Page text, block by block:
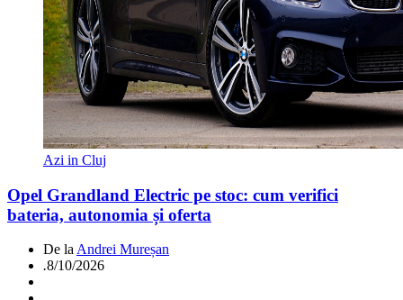
Azi in Cluj
Opel Grandland Electric pe stoc: cum verifici
bateria, autonomia și oferta
De laAndrei Mureșan
.8/10/2026